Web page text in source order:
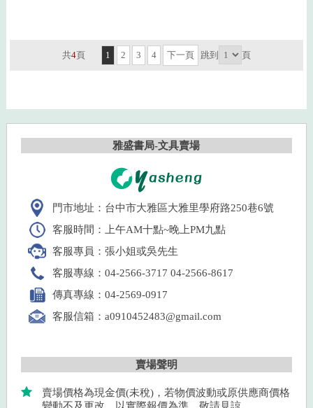
共4頁 1 2 3 4 下一頁 跳到 頁
雅盛書局-文具賣場
門市地址：台中市大雅區大雅里學府路250巷6號
客服時間：上午AM十點~晚上PM九點
客服專員：張小姐或吳先生
客服專線：04-2566-3717 04-2566-8617
傳真專線：04-2569-0917
客服信箱：a0910452483@gmail.com
賣場聲明
賣場價格為現金價(未稅)，若物價波動或原供應商價格